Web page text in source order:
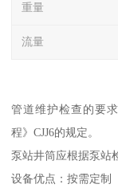
重量
流量
管道维护检查的要
程》CJJ6的规定。
泵站井筒应根据泵站
设备优点：按需定制